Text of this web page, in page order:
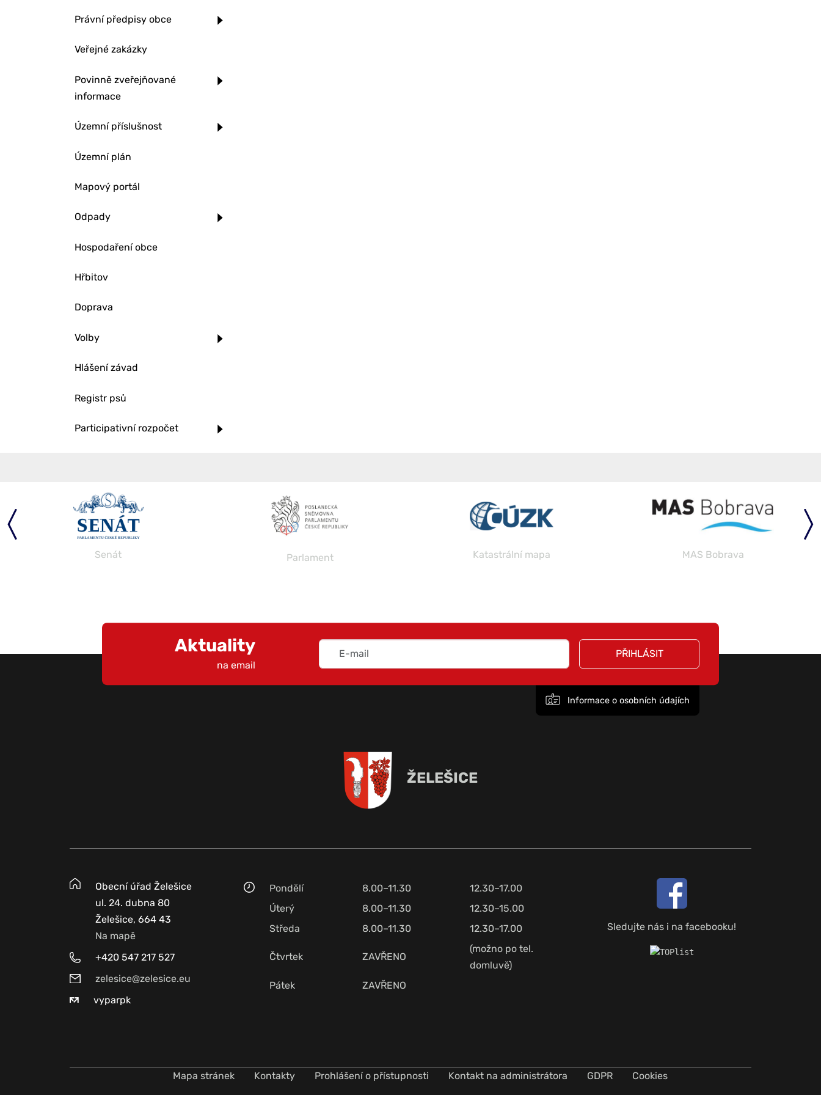
Právní předpisy obce
Veřejné zakázky
Povinně zveřejňované
informace
Územní příslušnost
Územní plán
Mapový portál
Odpady
Hospodaření obce
Hřbitov
Doprava
Volby
Hlášení závad
Registr psů
Participativní rozpočet
Senát Parlament Katastrální mapa MAS Bobrava
Aktuality
na email
PŘIHLÁSIT
Informace o osobních údajích
ŽELEŠICE
Obecní úřad Želešice
ul. 24. dubna 80
Želešice, 664 43
Na mapě
+420 547 217 527
zelesice@zelesice.eu
vyparpk
Pondělí 8.00–11.30
12.30–17.00
Úterý
8.00–11.30
12.30–15.00
Středa
8.00–11.30 12.30–17.00
Čtvrtek ZAVŘENO
(možno po tel.
domluvě)
Pátek
ZAVŘENO
Sledujte nás i na facebooku!
Mapa stránek Kontakty Prohlášení o přístupnosti Kontakt na administrátora GDPR Cookies